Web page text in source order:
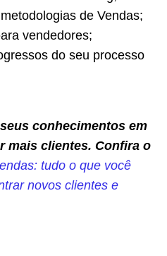
de Vendas;
vendedores;
do seu processo
conhecimentos em
mais clientes. Confira o
tudo o que você
novos clientes e